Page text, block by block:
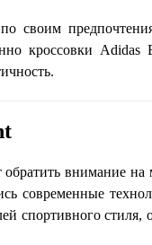
своим
кроссовки Adidas
обратить внимание
современные
спортивного стиля,